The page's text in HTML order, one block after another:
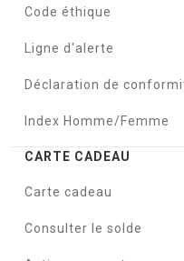
Code éthique
Ligne d'alerte
Déclaration de
Index Homme/Femme
CARTE CADEAU
Carte cadeau
Consulter le solde